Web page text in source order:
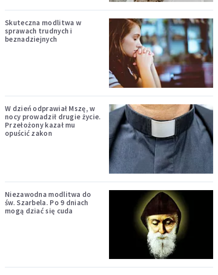
Skuteczna modlitwa w
sprawach trudnych i
beznadziejnych
W dzień odprawiał Mszę, w
nocy prowadził drugie życie.
Przełożony kazał mu
opuścić zakon
Niezawodna modlitwa do
św. Szarbela. Po 9 dniach
mogą dziać się cuda